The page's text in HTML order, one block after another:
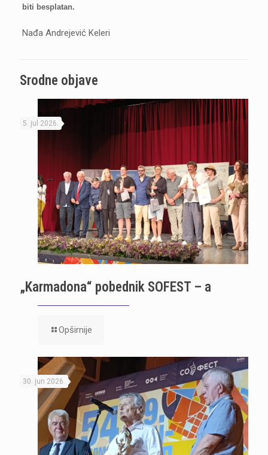
biti besplatan.
Nađa Andrejević Keleri
Srodne objave
5. jul 2026.
„Karmadona“ pobednik SOFEST – a
Opširnije
30. jun 2026.